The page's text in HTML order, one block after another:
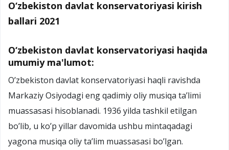
O‘zbekiston davlat konservatoriyasi kirish
ballari 2021
O‘zbekiston davlat konservatoriyasi haqida
umumiy ma'lumot:
O’zbekiston davlat konservatoriyasi haqli ravishda
Markaziy Osiyodagi eng qadimiy oliy musiqa ta’limi
muassasasi hisoblanadi. 1936 yilda tashkil etilgan
bo’lib, u ko’p yillar davomida ushbu mintaqadagi
yagona musiqa oliy ta’lim muassasasi bo’lgan.